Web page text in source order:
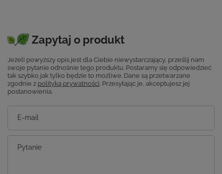
Zapytaj o produkt
Jeżeli powyższy opis jest dla Ciebie niewystarczający, prześlij nam
swoje pytanie odnośnie tego produktu. Postaramy się odpowiedzieć
tak szybko jak tylko będzie to możliwe. Dane są przetwarzane
zgodnie z polityką prywatności . Przesyłając je, akceptujesz jej
postanowienia.
E-mail
Pytanie